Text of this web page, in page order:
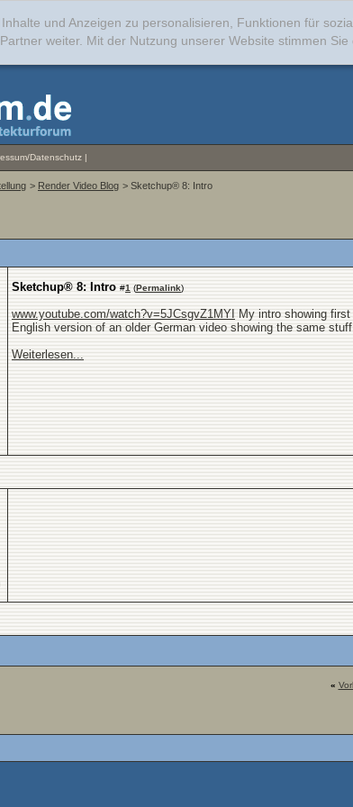
und Anzeigen zu personalisieren, Funktionen für
weiter. Mit der Nutzung unserer Website stimmen
Datenschutz |
> Render Video Blog > Sketchup® 8: Intro
Sketchup® 8: Intro #1 (Permalink)
www.youtube.com/watch?v=5JCsgvZ1MYI
My intro showing
English version of an older German video showing the same
Weiterlesen...
«